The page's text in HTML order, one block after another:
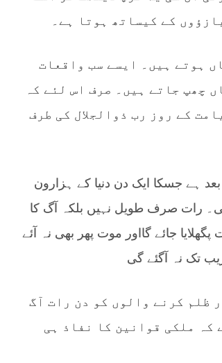
کے کیساتھ ہوتا ہے۔
ہوتے ہیں۔ ایسے سب واقعات
چھپ جاتے ہیں۔ صرف اس لئے کہ
کے روز رب ذوالجلال کی طرف
ہے جسکا ایک دن دنیا کے ہزارون
رات صرف طویل نہیں بلکہ آگ کا
جائے گااور موت پھر بھی نہ آئے
تک نہ آگئے گی
ظلم کرنے والوں کو دن رات آگ
کہ ملکی قوانین کا نفاذ ہی